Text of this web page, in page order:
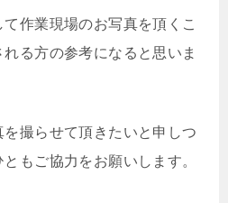
作業現場のお写真を頂くこ
る方の参考になると思いま
撮らせて頂きたいと申しつ
もご協力をお願いします。